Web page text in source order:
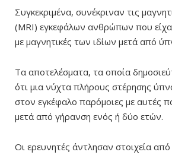
Συγκεκριμένα, συνέκριναν τις
(MRI) εγκεφάλων ανθρώπων που
με μαγνητικές των ιδίων μετά από
Τα αποτελέσματα, τα οποία
ότι μια νύχτα πλήρους στέρησης
στον εγκέφαλο παρόμοιες με αυτές
μετά από γήρανση ενός ή δύο ετών.
Οι ερευνητές άντλησαν στοιχεία